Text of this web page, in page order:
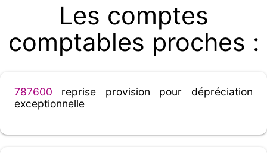
Les comptes
comptables proches :
787600 reprise provision pour dépréciation
exceptionnelle